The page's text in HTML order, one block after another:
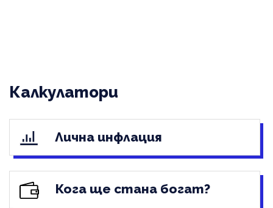
Калкулатори
Лична инфлация
Кога ще стана богат?